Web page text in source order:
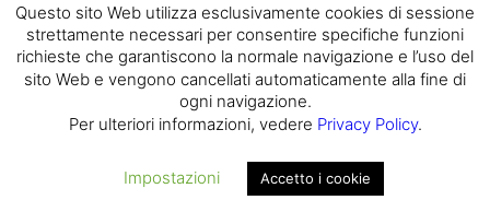
Consiglio Nazionale delle Ricerche
Scienze del Patrimonio Culturale – 2026
Questo sito Web utilizza esclusivamente cookies di sessione
strettamente necessari per consentire specifiche funzioni
richieste che garantiscono la normale navigazione e l’uso del
sito Web e vengono cancellati automaticamente alla fine di
ogni navigazione.
Per ulteriori informazioni, vedere Privacy Policy.
Impostazioni Accetto i cookie